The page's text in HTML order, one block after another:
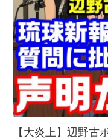
【大炎上】辺野古